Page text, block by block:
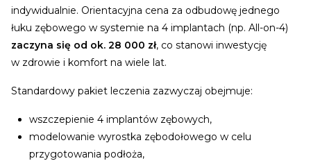
indywidualnie. Orientacyjna cena za odbudowę jednego
łuku zębowego w systemie na 4 implantach (np. All-on-4)
zaczyna się od ok. 28 000 zł, co stanowi inwestycję
w zdrowie i komfort na wiele lat.
Standardowy pakiet leczenia zazwyczaj obejmuje:
wszczepienie 4 implantów zębowych,
modelowanie wyrostka zębodołowego w celu
przygotowania podłoża,